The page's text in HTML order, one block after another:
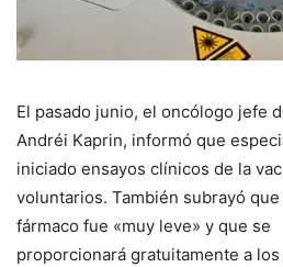
El pasado junio, el oncólogo jefe
Andréi Kaprin, informó que
iniciado ensayos clínicos de la
voluntarios. También subrayó
fármaco fue «muy leve» y que se
proporcionará gratuitamente a